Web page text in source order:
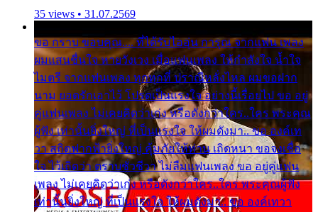
35 views • 31.07.2569
ขอ กราบ ขอบคุณ.... ที่ได้รับไออุ่น การุณ จากแฟน เพลง
ผมแสนชื่นใจ หายวังเวง เมื่อแฟนเพลง ให้กำลังใจ น้ำใจ
ไมตรี จากแฟนเพลง ทุกทุกที่ ปราณีหลั่งไหล ผมขอฝาก
นาม ยอดรักเอาไว้ โปรดเป็นแรงใจ อย่างนี้เรื่อยไป ขอ อยู่
คู่แฟนเพลง ไม่เคยคิดว่าเก่ง หรือดังกว่าใคร..ใคร พระคุณ
ผู้ฟัง เท่านั้นยิ่งใหญ่ ที่เป็นแรงใจ ให้ผมดังมา.. ขอ องค์เท
วา สถิตฟากฟ้ายิ่งใหญ่ คุ้มภัยให้ท่าน เถิดหนา ขอจงเชื่อ
ใจ ไว้เถิดว่า ตราบชั่วชีวา ไม่ลืมแฟนเพลง ขอ อยู่คู่แฟน
เพลง ไม่เคยคิดว่าเก่ง หรือดังกว่าใคร..ใคร พระคุณผู้ฟัง
เท่านั้นยิ่งใหญ่ ที่เป็นแรงใจ ให้ผมดังมา.. ขอ องค์เทวา